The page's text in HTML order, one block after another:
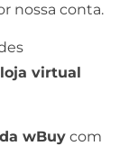
nossa conta.
virtual
wBuy com